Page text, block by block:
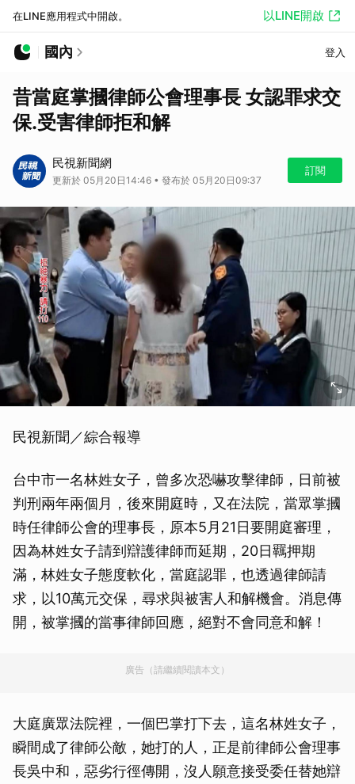
在LINE應用程式中開啟。 以LINE開啟
國內 登入
昔當庭掌摑律師公會理事長 女認罪求交
保.受害律師拒和解
民視新聞網
更新於 05月20日14:46 • 發布於 05月20日09:37
訂閱
民視新聞／綜合報導
台中市一名林姓女子，曾多次恐嚇攻擊律師，日前被
判刑兩年兩個月，後來開庭時，又在法院，當眾掌摑
時任律師公會的理事長，原本5月21日要開庭審理，
因為林姓女子請到辯護律師而延期，20日羈押期
滿，林姓女子態度軟化，當庭認罪，也透過律師請
求，以10萬元交保，尋求與被害人和解機會。消息傳
開，被掌摑的當事律師回應，絕對不會同意和解！
廣告（請繼續閱讀本文）
大庭廣眾法院裡，一個巴掌打下去，這名林姓女子，
瞬間成了律師公敵，她打的人，正是前律師公會理事
長吳中和，惡劣行徑傳開，沒人願意接受委任替她辯